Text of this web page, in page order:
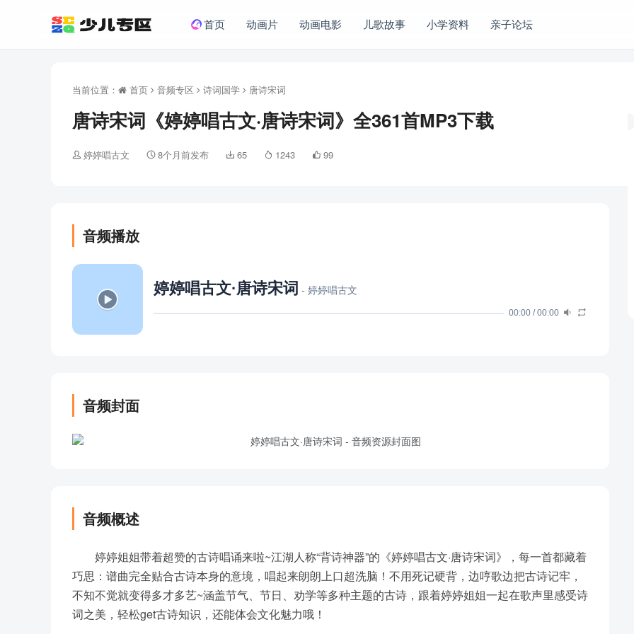
首页 动画片 动画电影 儿歌故事 小学资料 亲子论坛
当前位置： 首页 音频专区 诗词国学 唐诗宋词
唐诗宋词《婷婷唱古文·唐诗宋词》全361首MP3下载
婷婷唱古文 8个月前发布 65 1243 99
音频播放
婷婷唱古文·唐诗宋词 - 婷婷唱古文
00:00 /00:00
音频封面
音频概述
婷婷姐姐带着超赞的古诗唱诵来啦~江湖人称“背诗神器”的《婷婷唱古文·唐诗宋词》，每一首都藏着
巧思：谱曲完全贴合古诗本身的意境，唱起来朗朗上口超洗脑！不用死记硬背，边哼歌边把古诗记牢，
不知不觉就变得多才多艺~涵盖节气、节日、劝学等多种主题的古诗，跟着婷婷姐姐一起在歌声里感受诗
词之美，轻松get古诗知识，还能体会文化魅力哦！